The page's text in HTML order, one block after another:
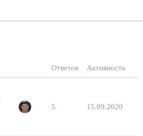
Ответов Активность
5 15.09.2020